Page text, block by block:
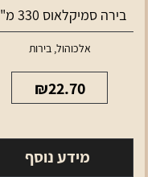
בירה סמיקלאוס 330 מ"ל
אלכוהול,בירות
₪22.70
מידע נוסף